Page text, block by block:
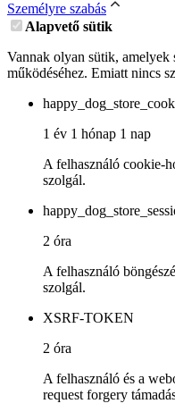
Személyre szabás
Alapvető sütik
Vannak olyan sütik, amelyek
működéséhez. Emiatt nincs
1 év 1 hónap 1 nap
A felhasználó cookie-
szolgál.
2 óra
A felhasználó
szolgál.
XSRF-TOKEN
2 óra
A felhasználó és a
request forgery